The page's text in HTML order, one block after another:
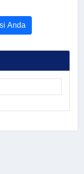
Anda